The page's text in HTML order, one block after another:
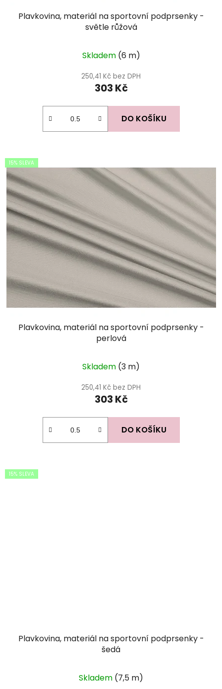
Plavkovina, materiál na sportovní podprsenky -
světle růžová
Skladem (6 m)
250,41 Kč bez DPH
303 Kč
DO KOŠÍKU
15% SLEVA
Plavkovina, materiál na sportovní podprsenky -
perlová
Skladem (3 m)
250,41 Kč bez DPH
303 Kč
DO KOŠÍKU
15% SLEVA
Plavkovina, materiál na sportovní podprsenky -
šedá
Skladem (7,5 m)